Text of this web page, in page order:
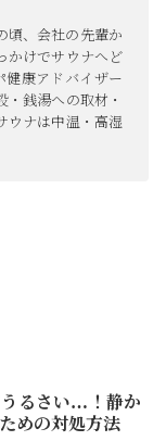
頃、会社の先輩か
かけでサウナへど
健康アドバイザー
銭湯への取材・
ウナは中温・高湿
るさい…！静か
めの対処方法